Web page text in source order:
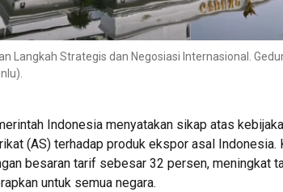
Langkah Strategis dan Negosiasi Internasional.
Indonesia menyatakan sikap atas
(AS) terhadap produk ekspor asal
besaran tarif sebesar 32 persen, meningkat
untuk semua negara.